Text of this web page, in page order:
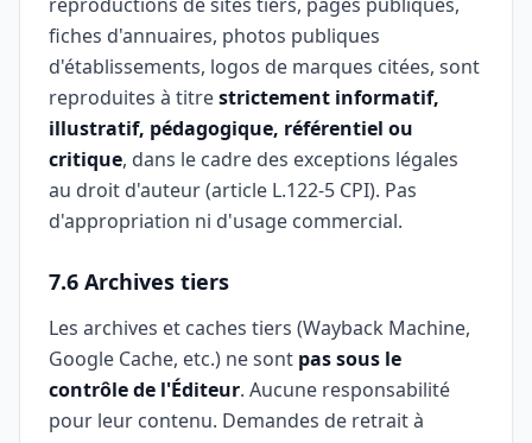
fiches d'annuaires, photos publiques
d'établissements, logos de marques citées, sont
reproduites à titrestrictement informatif,
illustratif, pédagogique, référentiel ou
critique, dans le cadre des exceptions légales
au droit d'auteur (article L.122-5 CPI). Pas
d'appropriation ni d'usage commercial.
7.6 Archives tiers
Les archives et caches tiers (Wayback Machine,
Google Cache, etc.) ne sont pas sous le
contrôle de l'Éditeur. Aucune responsabilité
pour leur contenu. Demandes de retrait à